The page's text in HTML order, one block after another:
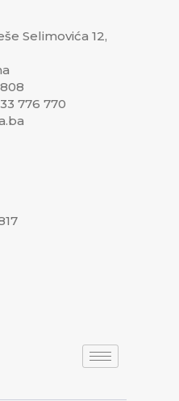
Selimovića 12,
776 770